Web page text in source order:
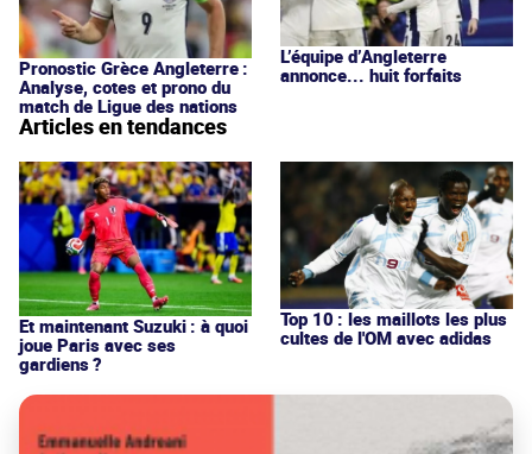
Pronostic Grèce Angleterre :
Analyse, cotes et prono du
match de Ligue des nations
L’équipe d’Angleterre
annonce... huit forfaits
Articles en tendances
Et maintenant Suzuki : à quoi
joue Paris avec ses
gardiens ?
Top 10 : les maillots les plus
cultes de l'OM avec adidas